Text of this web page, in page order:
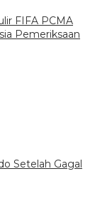
FIFA PCMA
Pemeriksaan
Setelah Gagal